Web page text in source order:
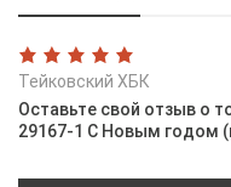
Тейковский ХБК
Оставьте свой отзыв о
29167-1 С Новым годом